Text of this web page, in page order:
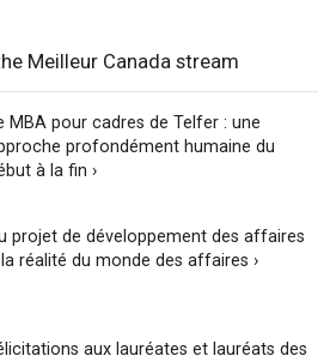
Meilleur Canada stream
MBA pour cadres de Telfer : une
profondément humaine du
à la fin ›
projet de développement des affaires
réalité du monde des affaires ›
aux lauréates et lauréats des